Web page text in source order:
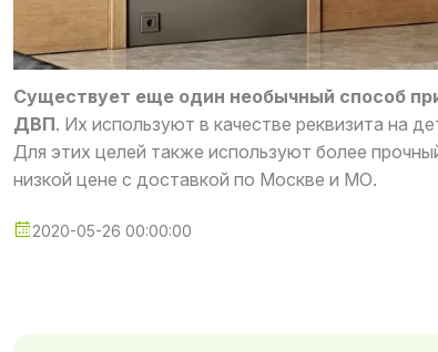
Существует еще один необычный способ
ДВП. Их используют в качестве реквизита на
Для этих целей также используют более
низкой цене с доставкой по Москве и МО.
2020-05-26 00:00:00